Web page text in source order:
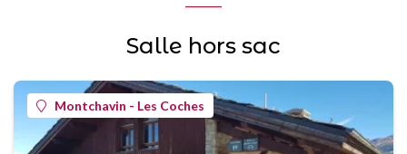
Salle hors sac
Montchavin - Les Coches